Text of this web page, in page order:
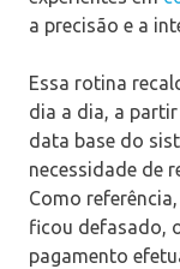
a precisão e a
Essa rotina
dia a dia, a
data base do
necessidade de
Como
ficou defasado,
pagamento